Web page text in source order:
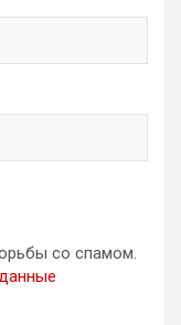
со спамом.